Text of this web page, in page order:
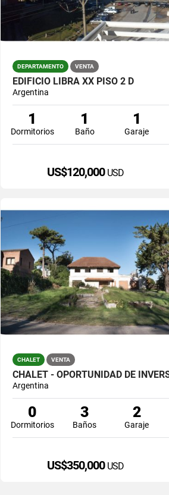
DEPARTAMENTO VENTA
EDIFICIO LIBRA XX PISO 2 D
Argentina
1
Dormitorios
1
Baño
1
Garaje
US$120,000 USD
CHALET VENTA
Argentina
0
Dormitorios
3
Baños
2
Garaje
US$350,000 USD